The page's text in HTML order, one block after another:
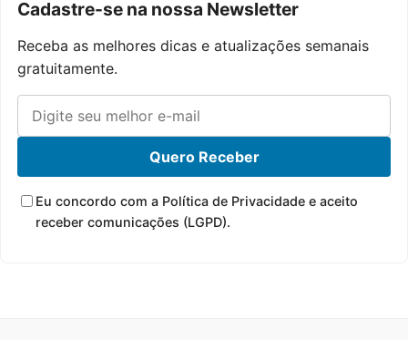
Cadastre-se na nossa Newsletter
Receba as melhores dicas e atualizações semanais
gratuitamente.
Quero Receber
Eu concordo com a Política de Privacidade e aceito
receber comunicações (LGPD).